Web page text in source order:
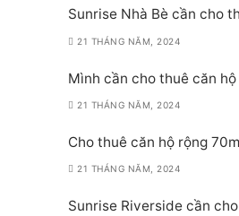
Sunrise Nhà Bè cần cho
21 THÁNG NĂM, 2024
Mình cần cho thuê căn
21 THÁNG NĂM, 2024
Cho thuê căn hộ rộng
21 THÁNG NĂM, 2024
Sunrise Riverside cần